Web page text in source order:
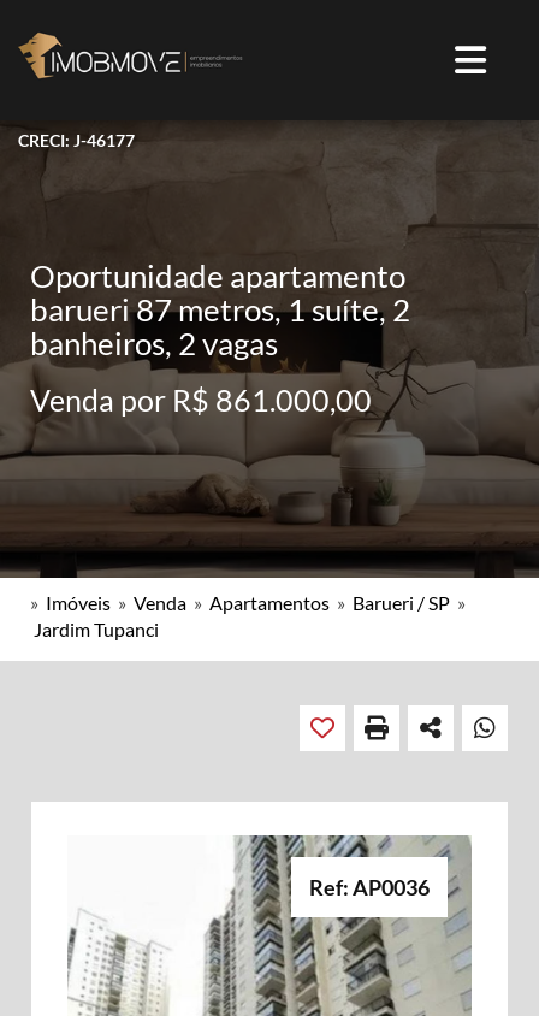
CRECI: J-46177
Oportunidade apartamento
barueri 87 metros, 1 suíte, 2
banheiros, 2 vagas
Venda por R$ 861.000,00
» Imóveis » Venda » Apartamentos » Barueri / SP »
Jardim Tupanci
Ref: AP0036